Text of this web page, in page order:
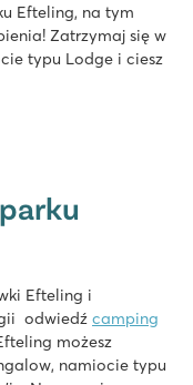
Efteling, na tym
Zatrzymaj się w
typu Lodge i ciesz
Efteling i
odwiedź camping
możesz
namiocie typu